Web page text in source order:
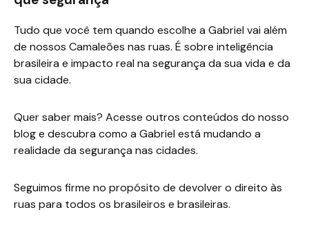
Tudo que você tem quando escolhe a Gabriel vai além
de nossos Camaleões nas ruas. É sobre inteligência
brasileira e impacto real na segurança da sua vida e da
sua cidade.
Quer saber mais? Acesse outros conteúdos do nosso
blog e descubra como a Gabriel está mudando a
realidade da segurança nas cidades.
Seguimos firme no propósito de devolver o direito às
ruas para todos os brasileiros e brasileiras.